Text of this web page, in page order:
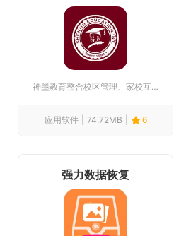
神墨教育整合校区管理、家校互通、课程学习多重功能，面向校区教...
应用软件 74.72MB 6
强力数据恢复